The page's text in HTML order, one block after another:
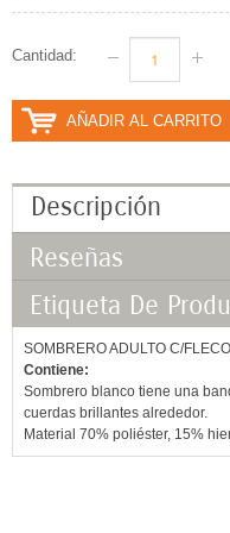
Cantidad:
AÑADIR AL CARRITO
Descripción
Reseñas
Etiqueta De
SOMBRERO ADULTO C/
Contiene:
Sombrero blanco tiene una
cuerdas brillantes alrededor.
Material 70% poliéster, 15%